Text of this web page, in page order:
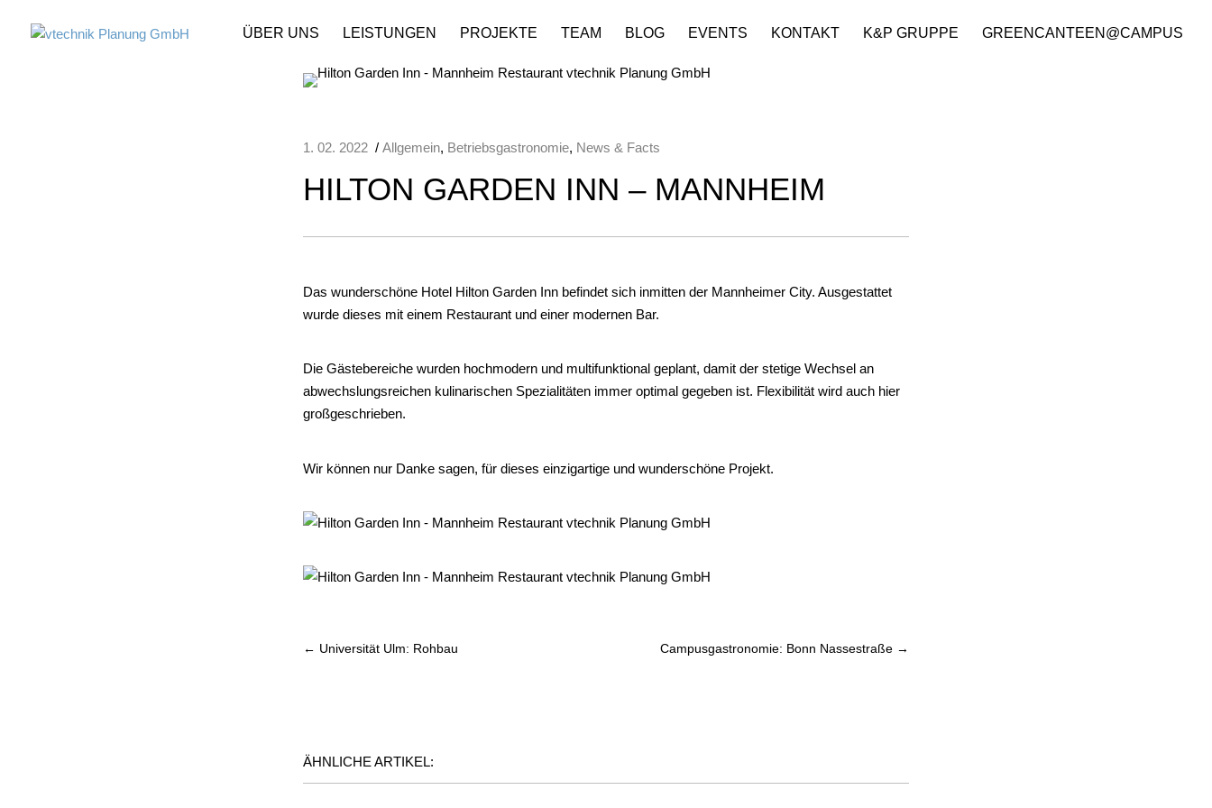
ÜBER UNS LEISTUNGEN PROJEKTE TEAM BLOG EVENTS KONTAKT K&P GRUPPE GREENCANTEEN@CAMPUS
1. 02. 2022 / Allgemein, Betriebsgastronomie, News & Facts
HILTON GARDEN INN – MANNHEIM
Das wunderschöne Hotel Hilton Garden Inn befindet sich inmitten der Mannheimer City. Ausgestattet
wurde dieses mit einem Restaurant und einer modernen Bar.
Die Gästebereiche wurden hochmodern und multifunktional geplant, damit der stetige Wechsel an
abwechslungsreichen kulinarischen Spezialitäten immer optimal gegeben ist. Flexibilität wird auch hier
großgeschrieben.
Wir können nur Danke sagen, für dieses einzigartige und wunderschöne Projekt.
← Universität Ulm: Rohbau Campusgastronomie: Bonn Nassestraße →
ÄHNLICHE ARTIKEL: